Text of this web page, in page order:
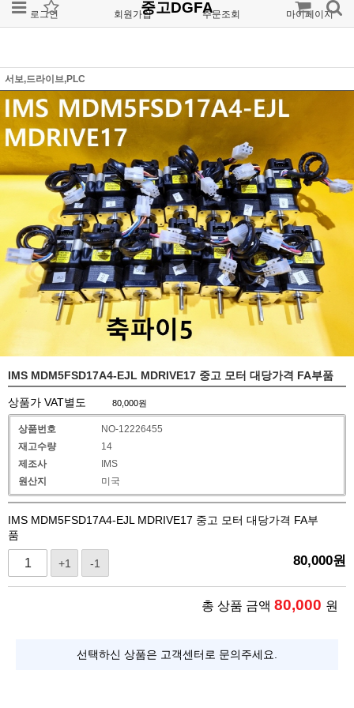
로그인 회원가입 주문조회 마이페이지
중고DGFA
서보,드라이브,PLC
IMS MDM5FSD17A4-EJL MDRIVE17 중고 모터 대당가격 FA부품
상품가 VAT별도 80,000원
상품번호
NO-12226455
재고수량
14
제조사
IMS
원산지
미국
IMS MDM5FSD17A4-EJL MDRIVE17 중고 모터 대당가격 FA부
품
+1 -1 80,000원
총 상품 금액 80,000 원
선택하신 상품은 고객센터로 문의주세요.